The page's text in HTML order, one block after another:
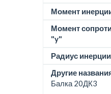
Момент
Момент
"y"
Радиус
Другие
Балка 20ДК3